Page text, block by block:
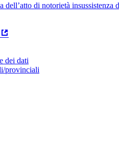
dell’atto di notorietà
dei dati
provinciali